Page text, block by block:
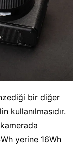
bir diğer
kullanılmasıdır.
yerine 16Wh